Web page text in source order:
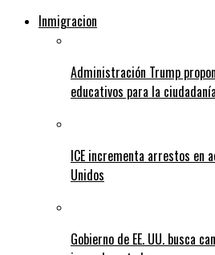
Inmigracion
Administración Trump
educativos para la
ICE incrementa arrestos en
Unidos
Gobierno de EE. UU. busca